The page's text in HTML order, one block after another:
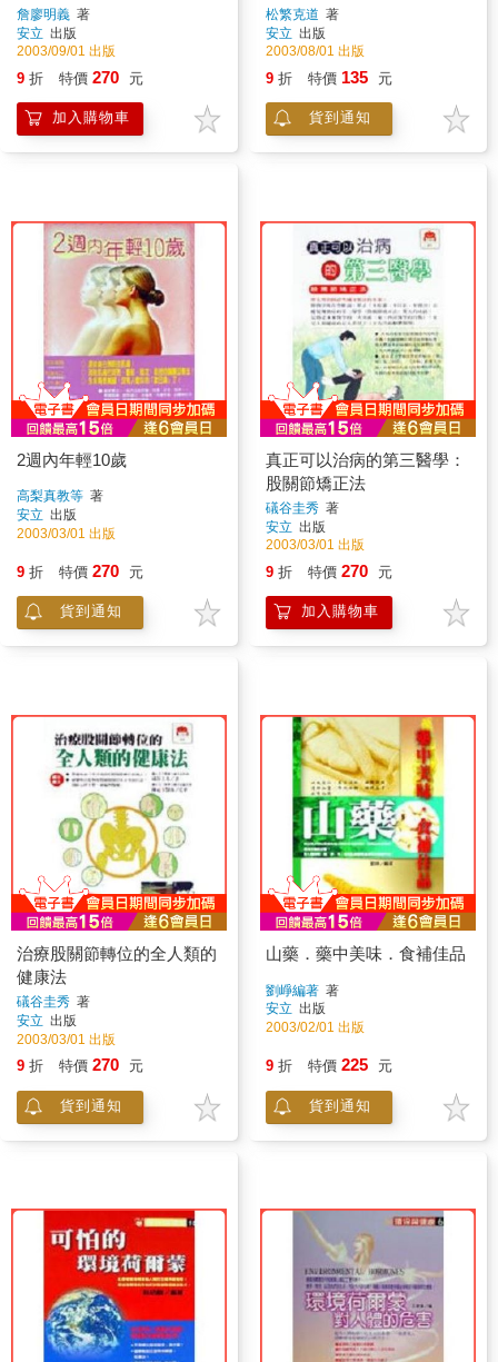
詹廖明義 著
安立 出版
2003/09/01 出版
9 折 特價 270 元
加入購物車
松繁克道 著
安立 出版
2003/08/01 出版
9 折 特價 135 元
貨到通知
2週內年輕10歲
高梨真教等 著
安立 出版
2003/03/01 出版
9 折 特價 270 元
貨到通知
真正可以治病的第三醫學：
股關節矯正法
礒谷圭秀 著
安立 出版
2003/03/01 出版
9 折 特價 270 元
加入購物車
治療股關節轉位的全人類的
健康法
礒谷圭秀 著
安立 出版
2003/03/01 出版
9 折 特價 270 元
貨到通知
山藥．藥中美味．食補佳品
劉崢編著 著
安立 出版
2003/02/01 出版
9 折 特價 225 元
貨到通知